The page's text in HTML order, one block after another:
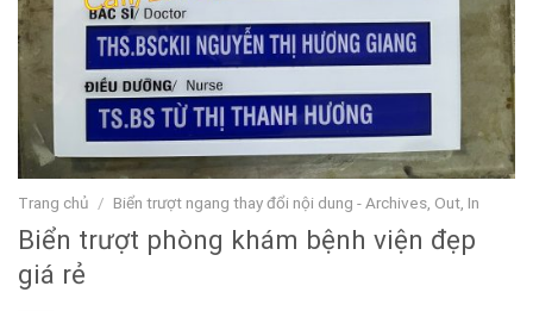
Trang chủ / Biển trượt ngang thay đổi nội dung - Archives, Out, In
Biển trượt phòng khám bệnh viện đẹp
giá rẻ